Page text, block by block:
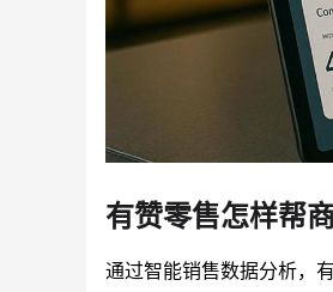
有赞零售怎样帮
通过智能销售数据分析，